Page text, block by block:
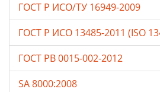
ГОСТ Р ИСО/ТУ 16949-2009
ГОСТ Р ИСО 13485-2011 (ISO
ГОСТ РВ 0015-002-2012
SA 8000:2008